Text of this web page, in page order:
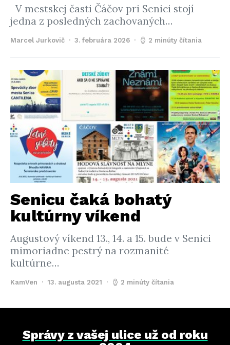
V mestskej časti Čáčov pri Senici stojí
jedna z posledných zachovaných…
Marcel Jurkovič 3. februára 2026 2 minúty čítania
Senicu čaká bohatý
kultúrny víkend
Augustový víkend 13., 14. a 15. bude v Senici
mimoriadne pestrý na rozmanité
kultúrne…
KamVen 13. augusta 2021 2 minúty čítania
Správy z vašej ulice už od roku